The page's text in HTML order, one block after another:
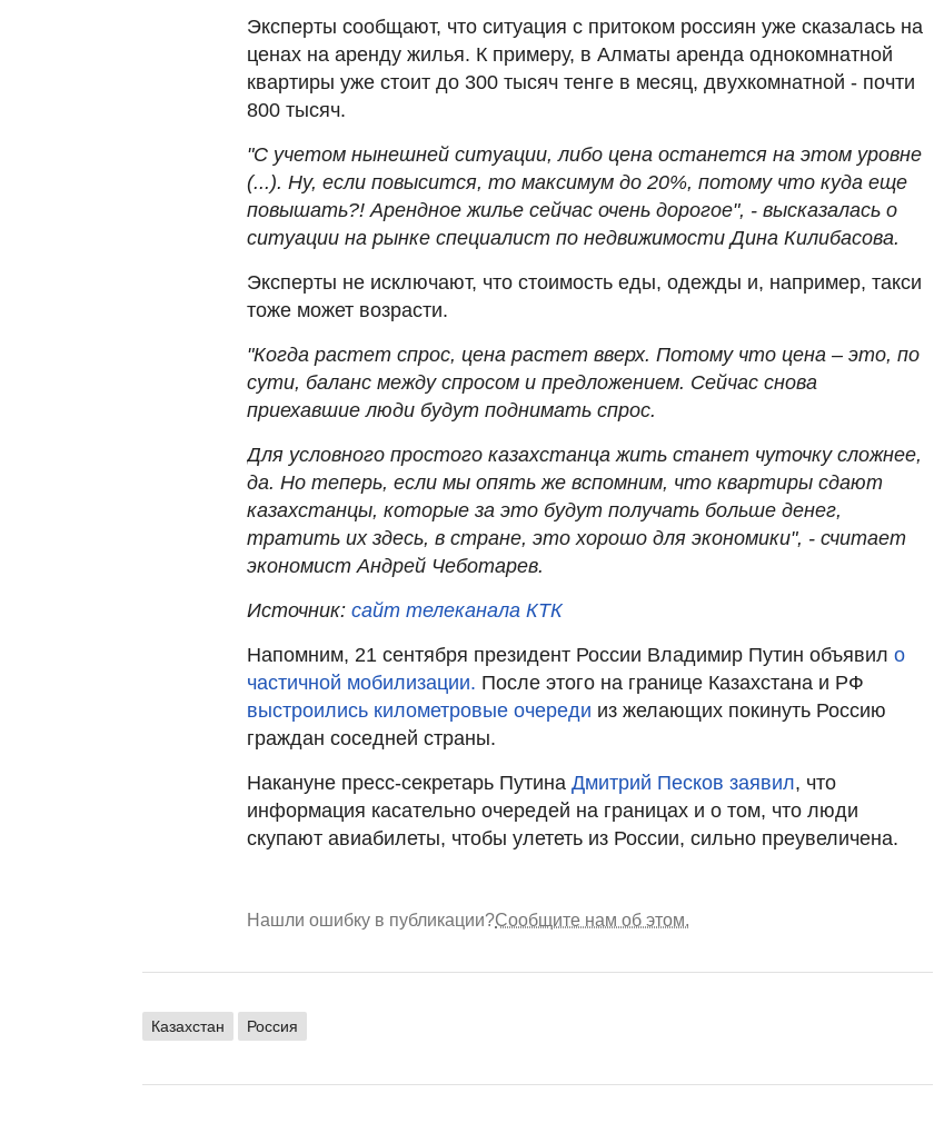
Эксперты сообщают, что ситуация с притоком россиян уже сказалась на
ценах на аренду жилья. К примеру, в Алматы аренда однокомнатной
квартиры уже стоит до 300 тысяч тенге в месяц, двухкомнатной - почти
800 тысяч.
"С учетом нынешней ситуации, либо цена останется на этом уровне
(...). Ну, если повысится, то максимум до 20%, потому что куда еще
повышать?! Арендное жилье сейчас очень дорогое", - высказалась о
ситуации на рынке специалист по недвижимости Дина Килибасова.
Эксперты не исключают, что стоимость еды, одежды и, например, такси
тоже может возрасти.
"Когда растет спрос, цена растет вверх. Потому что цена – это, по
сути, баланс между спросом и предложением. Сейчас снова
приехавшие люди будут поднимать спрос.
Для условного простого казахстанца жить станет чуточку сложнее,
да. Но теперь, если мы опять же вспомним, что квартиры сдают
казахстанцы, которые за это будут получать больше денег,
тратить их здесь, в стране, это хорошо для экономики", - считает
экономист Андрей Чеботарев.
Источник: сайт телеканала КТК
Напомним, 21 сентября президент России Владимир Путин объявил о
частичной мобилизации. После этого на границе Казахстана и РФ
выстроились километровые очереди из желающих покинуть Россию
граждан соседней страны.
Накануне пресс-секретарь Путина Дмитрий Песков заявил, что
информация касательно очередей на границах и о том, что люди
скупают авиабилеты, чтобы улететь из России, сильно преувеличена.
Нашли ошибку в публикации?Сообщите нам об этом.
Казахстан Россия